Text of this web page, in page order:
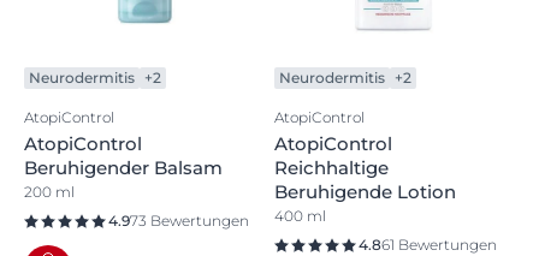
Neurodermitis +2
AtopiControl
AtopiControl
Beruhigender Balsam
200 ml
4.973 Bewertungen
Neurodermitis +2
AtopiControl
AtopiControl
Reichhaltige
Beruhigende Lotion
400 ml
4.861 Bewertungen